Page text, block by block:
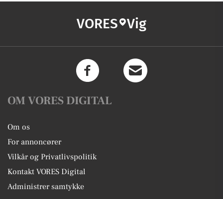
VORES Vig
OM VORES DIGITAL
Om os
For annoncører
Vilkår og Privatlivspolitik
Kontakt VORES Digital
Administrer samtykke